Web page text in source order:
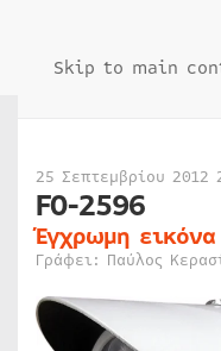
Skip to main
25 Σεπτεμβρίου 2012
FO-2596
Έγχρωμη
Γράφει: Παύλος